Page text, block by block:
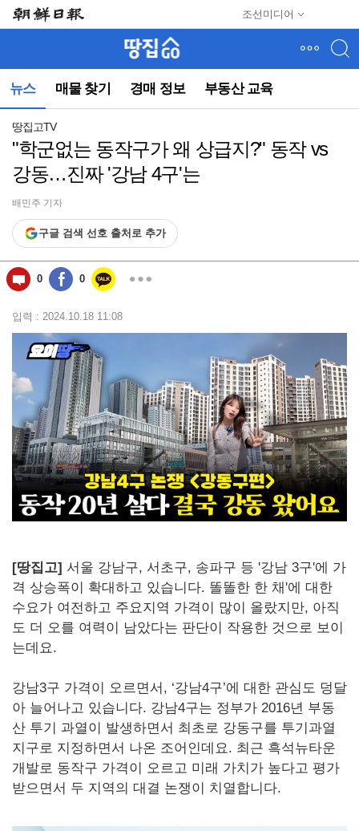
조선미디어
뉴스 매물 찾기 경매 정보 부동산 교육
뉴
(컨
동)
땅집고TV
"학군없는 동작구가 왜 상급지?" 동작 vs
강동…진짜 '강남 4구'는
배민주 기자
구글 검색 선호 출처로 추가
0 0
입력 : 2024.10.18 11:08
[땅집고] 서울 강남구, 서초구, 송파구 등 '강남 3구'에 가
격 상승폭이 확대하고 있습니다. 똘똘한 한 채'에 대한
수요가 여전하고 주요지역 가격이 많이 올랐지만, 아직
도 더 오를 여력이 남았다는 판단이 작용한 것으로 보이
는데요.
강남3구 가격이 오르면서, ‘강남4구’에 대한 관심도 덩달
아 늘어나고 있습니다. 강남4구는 정부가 2016년 부동
산 투기 과열이 발생하면서 최초로 강동구를 투기과열
지구로 지정하면서 나온 조어인데요. 최근 흑석뉴타운
개발로 동작구 가격이 오르고 미래 가치가 높다고 평가
받으면서 두 지역의 대결 논쟁이 치열합니다.